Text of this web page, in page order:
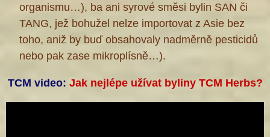
organismu…), ba ani syrové směsi bylin SAN či
TANG, jež bohužel nelze importovat z Asie bez
toho, aniž by buď obsahovaly nadměrně pesticidů
nebo pak zase mikroplísně…).
TCM video: Jak nejlépe užívat byliny TCM Herbs?